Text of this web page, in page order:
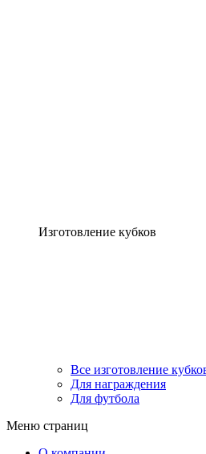
Изготовление кубков
Все изготовление
Для награждения
Для футбола
Меню страниц